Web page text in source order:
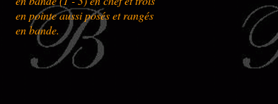
en pointe aussi posés et rangés
en bande.